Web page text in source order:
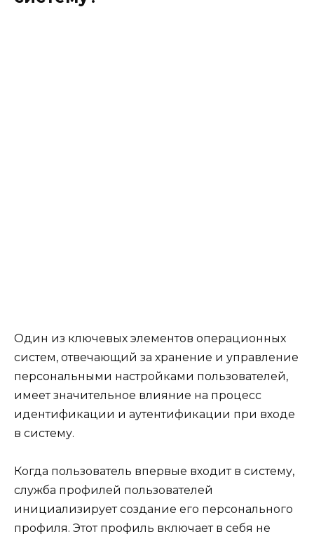
Один из ключевых элементов операционных
систем, отвечающий за хранение и управление
персональными настройками пользователей,
имеет значительное влияние на процесс
идентификации и аутентификации при входе
в систему.
Когда пользователь впервые входит в систему,
служба профилей пользователей
инициализирует создание его персонального
профиля. Этот профиль включает в себя не